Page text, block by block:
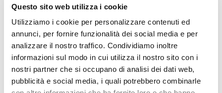
Questo sito web utilizza i cookie
Utilizziamo i cookie per personalizzare contenuti ed
annunci, per fornire funzionalità dei social media e per
analizzare il nostro traffico. Condividiamo inoltre
informazioni sul modo in cui utilizza il nostro sito con i
nostri partner che si occupano di analisi dei dati web,
pubblicità e social media, i quali potrebbero combinarle
FORMAZIONEE CORSI
Seleziona e filtra per:
ADULTI